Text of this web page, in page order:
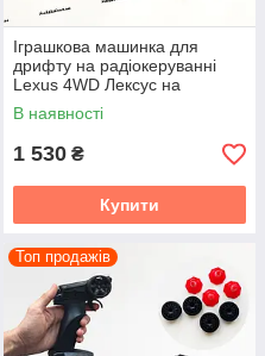
Іграшкова машинка для
дрифту на радіокеруванні
Lexus 4WD Лексус на
радіокеруванні дріфт
В наявності
1 530 ₴
Купити
Топ продажів